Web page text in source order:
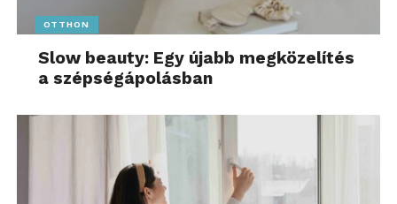
OTTHON
Slow beauty: Egy újabb megközelítés
a szépségápolásban